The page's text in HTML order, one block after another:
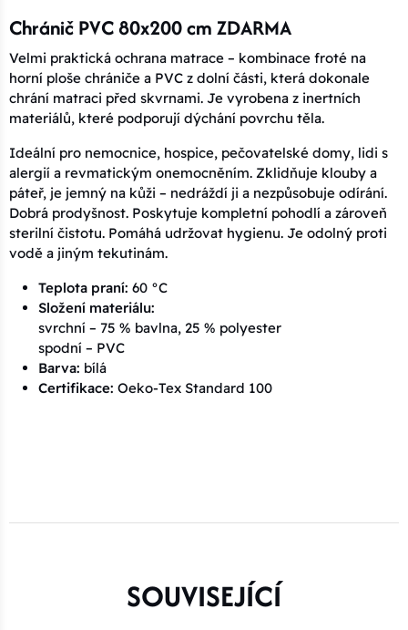
Chránič PVC 80x200 cm ZDARMA
Velmi praktická ochrana matrace – kombinace froté na
horní ploše chrániče a PVC z dolní části, která dokonale
chrání matraci před skvrnami. Je vyrobena z inertních
materiálů, které podporují dýchání povrchu těla.
Ideální pro nemocnice, hospice, pečovatelské domy, lidi s
alergií a revmatickým onemocněním. Zklidňuje klouby a
páteř, je jemný na kůži – nedráždí ji a nezpůsobuje odírání.
Dobrá prodyšnost. Poskytuje kompletní pohodlí a zároveň
sterilní čistotu. Pomáhá udržovat hygienu. Je odolný proti
vodě a jiným tekutinám.
Teplota praní: 60 °C
Složení materiálu:
svrchní – 75 % bavlna, 25 % polyester
spodní – PVC
Barva: bílá
Certifikace: Oeko-Tex Standard 100
SOUVISEJÍCÍ